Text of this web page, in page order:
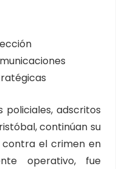
policiales, adscritos
continúan su
el crimen en
operativo, fue